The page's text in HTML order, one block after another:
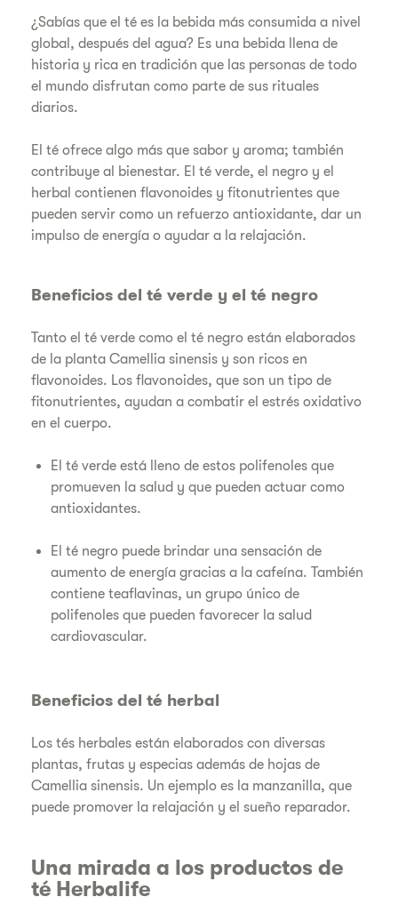
¿Sabías que el té es la bebida más consumida a nivel
global, después del agua? Es una bebida llena de
historia y rica en tradición que las personas de todo
el mundo disfrutan como parte de sus rituales
diarios.
El té ofrece algo más que sabor y aroma; también
contribuye al bienestar. El té verde, el negro y el
herbal contienen flavonoides y fitonutrientes que
pueden servir como un refuerzo antioxidante, dar un
impulso de energía o ayudar a la relajación.
Beneficios del té verde y el té negro
Tanto el té verde como el té negro están elaborados
de la planta Camellia sinensis y son ricos en
flavonoides. Los flavonoides, que son un tipo de
fitonutrientes, ayudan a combatir el estrés oxidativo
en el cuerpo.
El té verde está lleno de estos polifenoles que
promueven la salud y que pueden actuar como
antioxidantes.
El té negro puede brindar una sensación de
aumento de energía gracias a la cafeína. También
contiene teaflavinas, un grupo único de
polifenoles que pueden favorecer la salud
cardiovascular.
Beneficios del té herbal
Los tés herbales están elaborados con diversas
plantas, frutas y especias además de hojas de
Camellia sinensis. Un ejemplo es la manzanilla, que
puede promover la relajación y el sueño reparador.
Una mirada a los productos de
té Herbalife